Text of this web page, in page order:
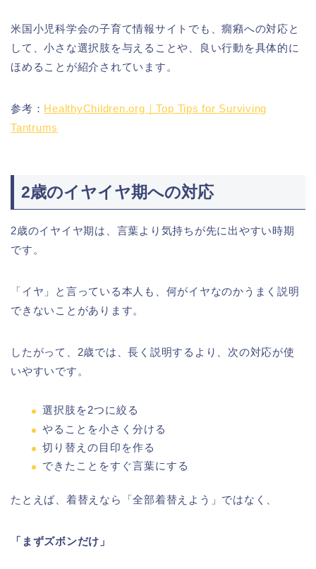
米国小児科学会の子育て情報サイトでも、癇癪への対応と
して、小さな選択肢を与えることや、良い行動を具体的に
ほめることが紹介されています。
参考： HealthyChildren.org｜Top Tips for Surviving
Tantrums
2歳のイヤイヤ期への対応
2歳のイヤイヤ期は、言葉より気持ちが先に出やすい時期
です。
「イヤ」と言っている本人も、何がイヤなのかうまく説明
できないことがあります。
したがって、2歳では、長く説明するより、次の対応が使
いやすいです。
選択肢を2つに絞る
やることを小さく分ける
切り替えの目印を作る
できたことをすぐ言葉にする
たとえば、着替えなら「全部着替えよう」ではなく、
「まずズボンだけ」